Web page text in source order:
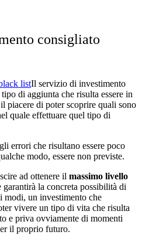
consigliato
Il servizio di investimento
di aggiunta che risulta essere in
piacere di poter scoprire quali sono
quale effettuare quel tipo di
errori che risultano essere poco
modo, essere non previste.
ad ottenere il massimo livello
garantirà la concreta possibilità di
modi, un investimento che
vivere un tipo di vita che risulta
e priva ovviamente di momenti
il proprio futuro.